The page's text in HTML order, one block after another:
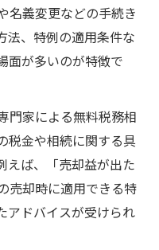
名義変更などの手続き
法、特例の適用条件な
面が多いのが特徴で
門家による無料税務相
税金や相続に関する具
えば、「売却益が出た
売却時に適用できる特
アドバイスが受けられ